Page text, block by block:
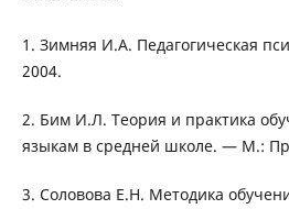
1. Зимняя И.А. Педагогическая
2004.
2. Бим И.Л. Теория и практика
языкам в средней школе. — М.:
3. Соловова Е.Н. Методика